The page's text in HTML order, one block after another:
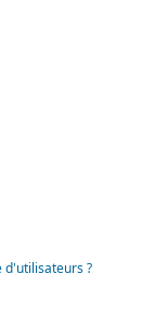
d'utilisateurs ?